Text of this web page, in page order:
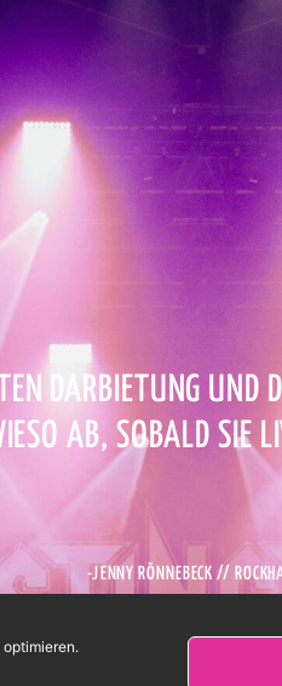
optimieren.
DARBIETUNG UND
AB, SOBALD SIE
-JENNY RÖNNEBECK //